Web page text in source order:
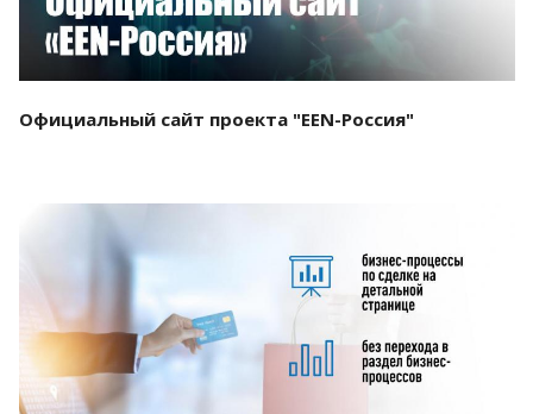
Официальный сайт проекта "EEN-Россия"